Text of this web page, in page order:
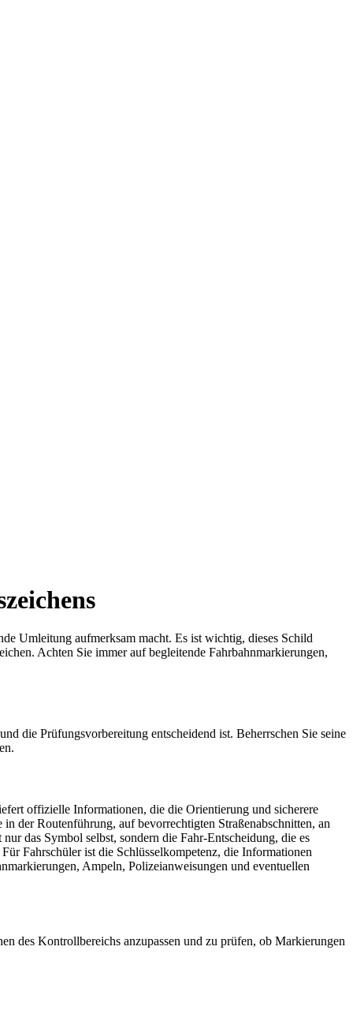
Umleitung aufmerksam macht. Es ist wichtig, dieses Schild
Achten Sie immer auf begleitende Fahrbahnmarkierungen,
die Prüfungsvorbereitung entscheidend ist. Beherrschen Sie seine
offizielle Informationen, die die Orientierung und sicherere
der Routenführung, auf bevorrechtigten Straßenabschnitten, an
das Symbol selbst, sondern die Fahr-Entscheidung, die es
Fahrschüler ist die Schlüsselkompetenz, die Informationen
Ampeln, Polizeianweisungen und eventuellen
des Kontrollbereichs anzupassen und zu prüfen, ob Markierungen